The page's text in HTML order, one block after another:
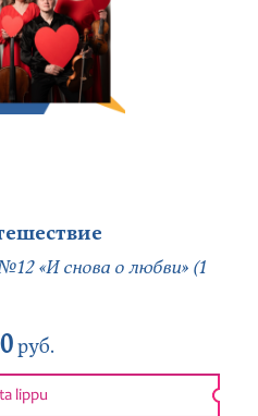
«И снова о любви» (1
руб.
lippu